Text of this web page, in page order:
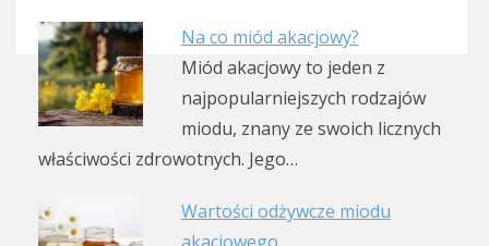
Na co miód akacjowy?
Miód akacjowy to jeden z
najpopularniejszych rodzajów
miodu, znany ze swoich licznych
właściwości zdrowotnych. Jego…
Wartości odżywcze miodu